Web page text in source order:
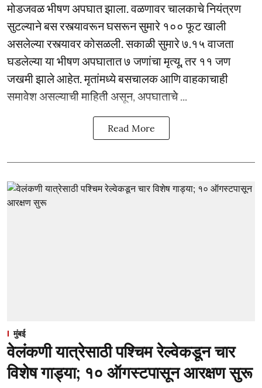
मोडजवळ भीषण अपघात झाला. वळणावर चालकाचे नियंत्रण
सुटल्याने बस रस्त्यावरून घसरून सुमारे १०० फूट खाली
असलेल्या रस्त्यावर कोसळली. सकाळी सुमारे ७.१५ वाजता
घडलेल्या या भीषण अपघातात ७ जणांचा मृत्यू, तर ११ जण
जखमी झाले आहेत. मृतांमध्ये बसचालक आणि वाहकाचाही
समावेश असल्याची माहिती असून, अपघाताचे ...
Read More
मुंबई
वेलंकणी यात्रेसाठी पश्चिम रेल्वेकडून चार
विशेष गाड्या; १० ऑगस्टपासून आरक्षण सुरू